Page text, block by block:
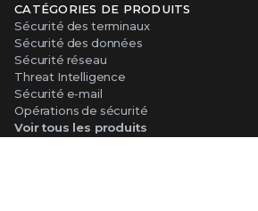
CATÉGORIES DE PRODUITS
Sécurité des terminaux
Sécurité des données
Sécurité réseau
Threat Intelligence
Sécurité e-mail
Opérations de sécurité
Voir tous les produits